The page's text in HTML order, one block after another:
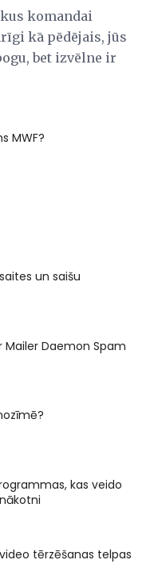
komandai
kā pēdējais, jūs
bet izvēlne ir
MWF?
un saišu
Mailer Daemon Spam
kas veido
tērzēšanas telpas